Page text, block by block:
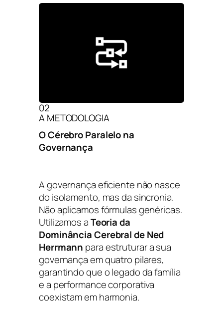
02
A METODOLOGIA
O Cérebro Paralelo na
Governança
A governança eficiente não nasce
do isolamento, mas da sincronia.
Não aplicamos fórmulas genéricas.
Utilizamos aTeoria da
Dominância Cerebral de Ned
Herrmann para estruturar a sua
governança em quatro pilares,
garantindo que o legado da família
e a performance corporativa
coexistam em harmonia.